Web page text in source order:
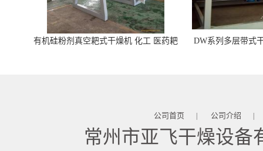
有机硅粉剂真空耙式干燥机 化工 医药耙
DW系列多层带式
公司首页 | 公司介绍 |
常州市亚飞干燥设备